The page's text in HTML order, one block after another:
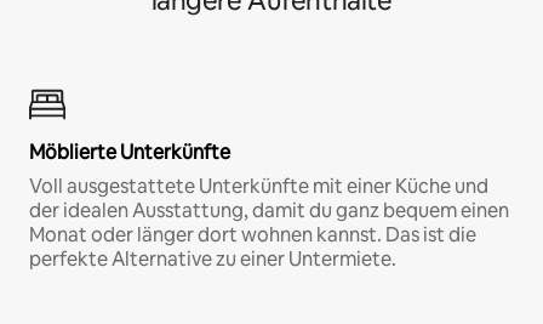
Möblierte Unterkünfte
Voll ausgestattete Unterkünfte mit einer Küche und
der idealen Ausstattung, damit du ganz bequem einen
Monat oder länger dort wohnen kannst. Das ist die
perfekte Alternative zu einer Untermiete.